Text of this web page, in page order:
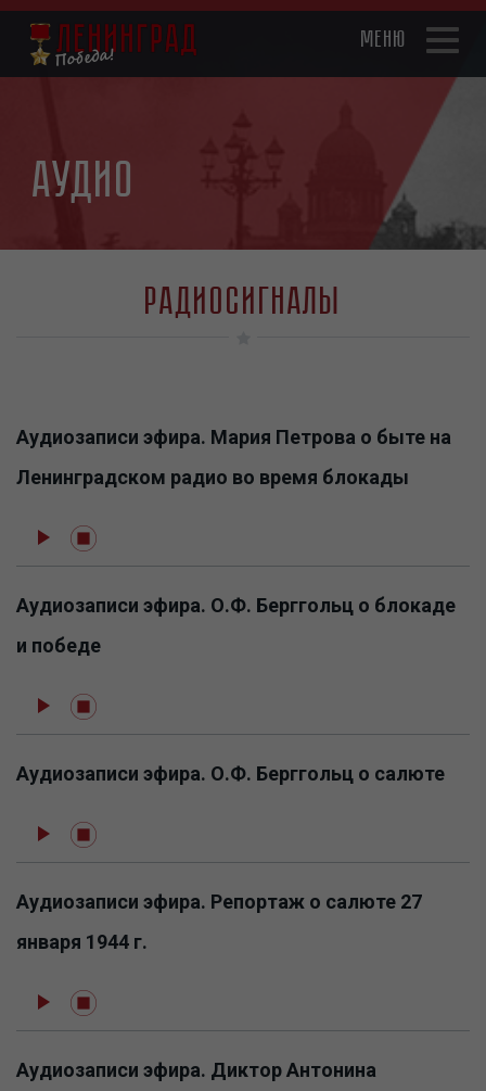
Перейти
основному
содержанию
Аудио
Радиосигналы
Аудиозаписи эфира. Мария Петрова о быте на
Ленинградском радио во время блокады
Аудиозаписи эфира. О.Ф. Берггольц о блокаде
и победе
Аудиозаписи эфира. О.Ф. Берггольц о салюте
Аудиозаписи эфира. Репортаж о салюте 27
января 1944 г.
Аудиозаписи эфира. Диктор Антонина